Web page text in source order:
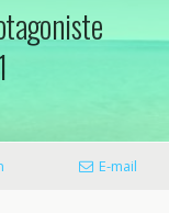
E-mail